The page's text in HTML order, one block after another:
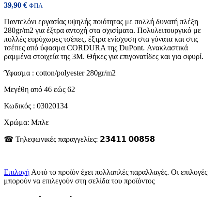
39,90 € ΦΠΑ
Παντελόνι εργασίας υψηλής ποιότητας με πολλή δυνατή πλέξη
280gr/m2 για έξτρα αντοχή στα σχισίματα. Πολυλειτουργικό με
πολλές ευρύχωρες τσέπες, έξτρα ενίσχυση στα γόνατα και στις
τσέπες από ύφασμα CORDURA της DuPont. Ανακλαστικά
ραμμένα στοιχεία της 3Μ. Θήκες για επιγονατίδες και για σφυρί.
Ύφασμα : cotton/polyester 280gr/m2
Μεγέθη από 46 εώς 62
Κωδικός : 03020134
Χρώμα: Μπλε
☎ Τηλεφωνικές παραγγελίες: 𝟮𝟯𝟰𝟭𝟭 𝟬𝟬𝟴𝟱𝟴
Επιλογή Αυτό το προϊόν έχει πολλαπλές παραλλαγές. Οι επιλογές
μπορούν να επιλεγούν στη σελίδα του προϊόντος